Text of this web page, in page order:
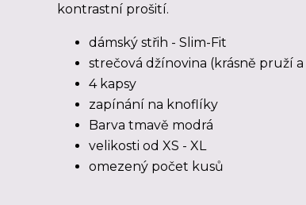
kontrastní prošití.
dámský střih - Slim-Fit
strečová džínovina (krásně pruží
4 kapsy
zapínání na knoflíky
Barva tmavě modrá
velikosti od XS - XL
omezený počet kusů